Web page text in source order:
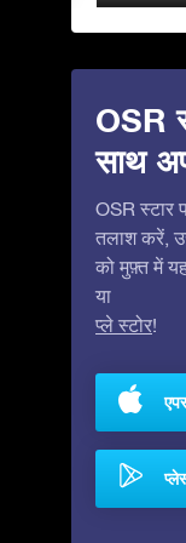
OSR
साथ
OSR स्टार
तलाश करें,
को मुफ़्त में
या
प्ले स्टोर!